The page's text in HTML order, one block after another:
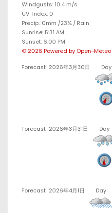
Windgusts: 10.4 m/s
UV-Index: 0
Precip.: 0mm /23% / Rain
Sunrise: 5:31 AM
Sunset: 6:00 PM
© 2026 Powered by Open-Meteo
Forecast 2026年3月30日 Day
Forecast 2026年3月31日 Day
Forecast 2026年4月1日 Day